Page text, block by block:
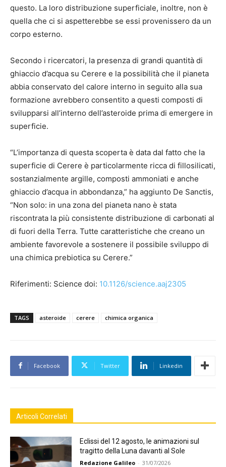
questo. La loro distribuzione superficiale, inoltre, non è
quella che ci si aspetterebbe se essi provenissero da un
corpo esterno.
Secondo i ricercatori, la presenza di grandi quantità di
ghiaccio d’acqua su Cerere e la possibilità che il pianeta
abbia conservato del calore interno in seguito alla sua
formazione avrebbero consentito a questi composti di
svilupparsi all’interno dell’asteroide prima di emergere in
superficie.
“L’importanza di questa scoperta è data dal fatto che la
superficie di Cerere è particolarmente ricca di fillosilicati,
sostanzialmente argille, composti ammoniati e anche
ghiaccio d’acqua in abbondanza,” ha aggiunto De Sanctis,
“Non solo: in una zona del pianeta nano è stata
riscontrata la più consistente distribuzione di carbonati al
di fuori della Terra. Tutte caratteristiche che creano un
ambiente favorevole a sostenere il possibile sviluppo di
una chimica prebiotica su Cerere.”
Riferimenti: Science doi: 10.1126/science.aaj2305
TAGS asteroide cerere chimica organica
Facebook Twitter Linkedin
Articoli Correlati
Eclissi del 12 agosto, le animazioni sul
tragitto della Luna davanti al Sole
Redazione Galileo - 31/07/2026